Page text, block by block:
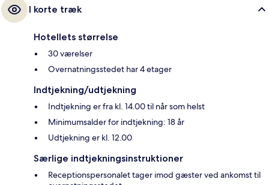
I korte træk
Hotellets størrelse
30 værelser
Overnatningsstedet har 4 etager
Indtjekning/udtjekning
Indtjekning er fra kl. 14.00 til når som helst
Minimumsalder for indtjekning: 18 år
Udtjekning er kl. 12.00
Særlige indtjekningsinstruktioner
Receptionspersonalet tager imod gæster ved ankomst til